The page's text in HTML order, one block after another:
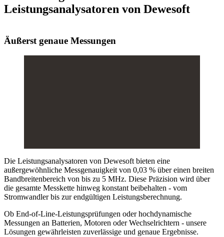
Leistungsanalysatoren von Dewesoft
Äußerst genaue Messungen
Die Leistungsanalysatoren von Dewesoft bieten eine
außergewöhnliche Messgenauigkeit von 0,03 % über einen breiten
Bandbreitenbereich von bis zu 5 MHz. Diese Präzision wird über
die gesamte Messkette hinweg konstant beibehalten - vom
Stromwandler bis zur endgültigen Leistungsberechnung.
Ob End-of-Line-Leistungsprüfungen oder hochdynamische
Messungen an Batterien, Motoren oder Wechselrichtern - unsere
Lösungen gewährleisten zuverlässige und genaue Ergebnisse.